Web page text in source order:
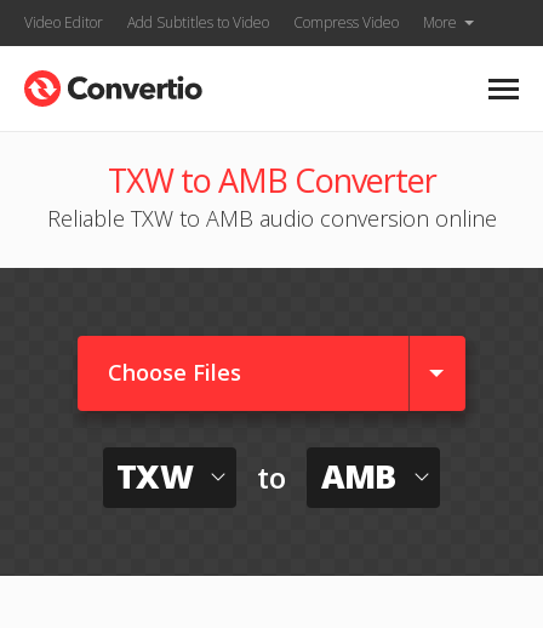
Video Editor Add Subtitles to Video Compress Video More
TXW to AMB Converter
Reliable TXW to AMB audio conversion online
Choose Files
TXW to AMB